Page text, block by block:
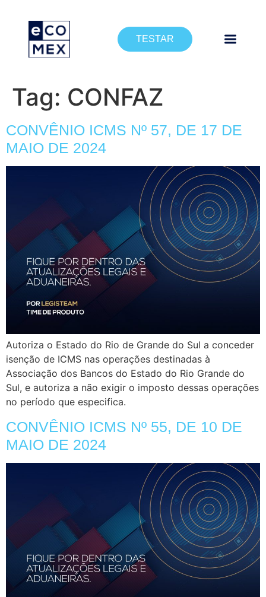
TESTAR
Tag: CONFAZ
CONVÊNIO ICMS Nº 57, DE 17 DE
MAIO DE 2024
Autoriza o Estado do Rio de Grande do Sul a conceder
isenção de ICMS nas operações destinadas à
Associação dos Bancos do Estado do Rio Grande do
Sul, e autoriza a não exigir o imposto dessas operações
no período que especifica.
CONVÊNIO ICMS Nº 55, DE 10 DE
MAIO DE 2024